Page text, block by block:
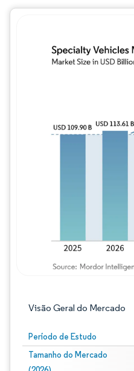
Visão Geral do Mercado
Período de Estudo
Tamanho do Mercado